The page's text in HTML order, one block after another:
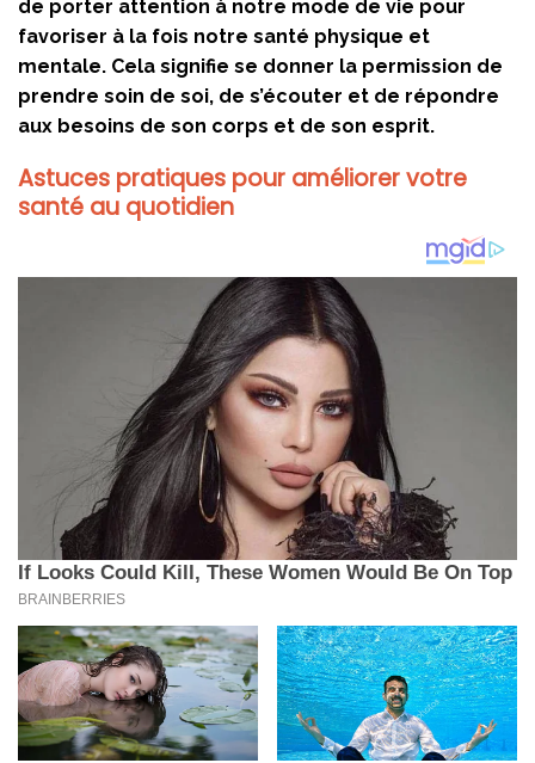
de porter attention à notre mode de vie pour
favoriser à la fois notre santé physique et
mentale. Cela signifie se donner la permission de
prendre soin de soi, de s’écouter et de répondre
aux besoins de son corps et de son esprit.
Astuces pratiques pour améliorer votre
santé au quotidien